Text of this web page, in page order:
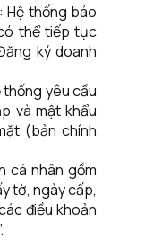
thống báo
thể tiếp tục
ký doanh
yêu cầu
và mật khẩu
(bản chính
cá nhân gồm
tờ, ngày cấp,
điều khoản